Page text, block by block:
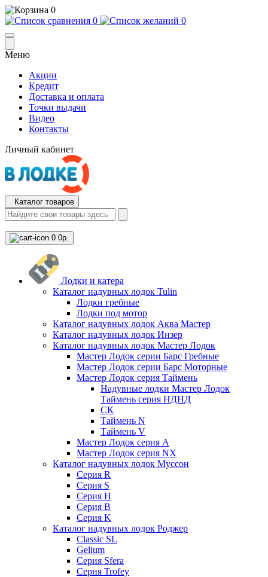
0
0
0
Меню
Акции
Кредит
Доставка и оплата
Точки выдачи
Видео
Контакты
Личный кабинет
Каталог товаров
0 0р.
Лодки и катера
Каталог надувных лодок Tulin
Лодки гребные
Лодки под мотор
Каталог надувных лодок Аква Мастер
Каталог надувных лодок Инзер
Каталог надувных лодок Мастер Лодок
Мастер Лодок серии Барс Гребные
Мастер Лодок серии Барс Моторные
Мастер Лодок серия Таймень
Надувные лодки Мастер Лодок
Таймень серия НДНД
СК
Таймень N
Таймень V
Мастер Лодок серия А
Мастер Лодок серия NX
Каталог надувных лодок Муссон
Серия R
Серия S
Серия H
Серия B
Серия K
Каталог надувных лодок Роджер
Classic SL
Gelium
Серия Sfera
Серия Trofey